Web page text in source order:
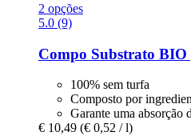
2 opções
5.0 (9)
Compo Substrato BIO
100% sem turfa
Composto por
Garante uma absorção
€ 10,49 (€ 0,52 / l)